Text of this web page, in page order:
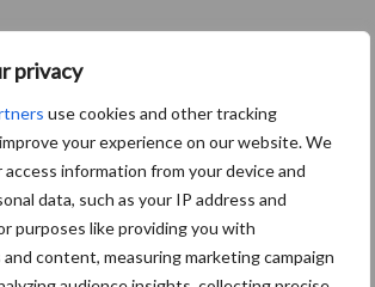
privacy
use cookies and other tracking
your experience on our website. We
access information from your device and
data, such as your IP address and
purposes like providing you with
and content, measuring marketing campaign
genoeg”
een nog hoger niveau te brengen, biedt
om geur-, licht- en- of groenbeleving
een speciaal ontwikkelde configurator.
het idee tot uiting is gekomen en zegt dat